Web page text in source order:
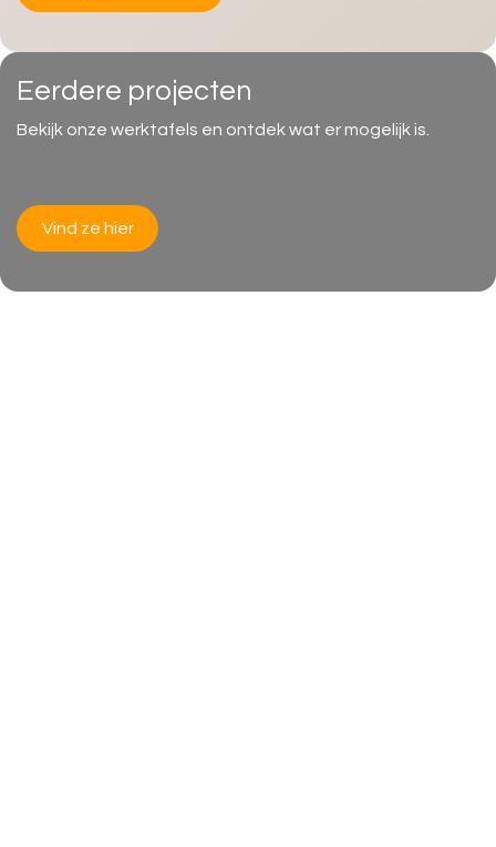
Eerdere projecten
Bekijk onze werktafels en ontdek wat er mogelijk is.
Vind ze hier